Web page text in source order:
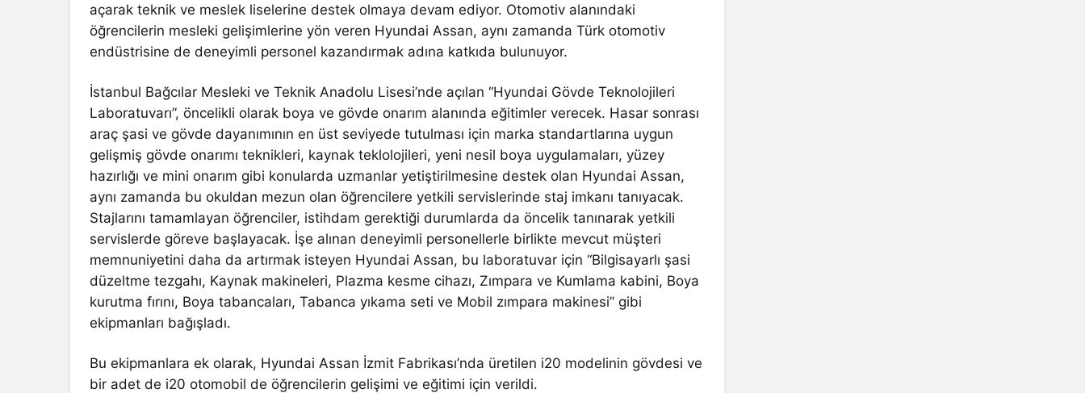
açarak teknik ve meslek liselerine destek olmaya devam ediyor. Otomotiv alanındaki
öğrencilerin mesleki gelişimlerine yön veren Hyundai Assan, aynı zamanda Türk otomotiv
endüstrisine de deneyimli personel kazandırmak adına katkıda bulunuyor.
İstanbul Bağcılar Mesleki ve Teknik Anadolu Lisesi’nde açılan “Hyundai Gövde Teknolojileri
Laboratuvarı”, öncelikli olarak boya ve gövde onarım alanında eğitimler verecek. Hasar sonrası
araç şasi ve gövde dayanımının en üst seviyede tutulması için marka standartlarına uygun
gelişmiş gövde onarımı teknikleri, kaynak teklolojileri, yeni nesil boya uygulamaları, yüzey
hazırlığı ve mini onarım gibi konularda uzmanlar yetiştirilmesine destek olan Hyundai Assan,
aynı zamanda bu okuldan mezun olan öğrencilere yetkili servislerinde staj imkanı tanıyacak.
Stajlarını tamamlayan öğrenciler, istihdam gerektiği durumlarda da öncelik tanınarak yetkili
servislerde göreve başlayacak. İşe alınan deneyimli personellerle birlikte mevcut müşteri
memnuniyetini daha da artırmak isteyen Hyundai Assan, bu laboratuvar için “Bilgisayarlı şasi
düzeltme tezgahı, Kaynak makineleri, Plazma kesme cihazı, Zımpara ve Kumlama kabini, Boya
kurutma fırını, Boya tabancaları, Tabanca yıkama seti ve Mobil zımpara makinesi” gibi
ekipmanları bağışladı.
Bu ekipmanlara ek olarak, Hyundai Assan İzmit Fabrikası’nda üretilen i20 modelinin gövdesi ve
bir adet de i20 otomobil de öğrencilerin gelişimi ve eğitimi için verildi.